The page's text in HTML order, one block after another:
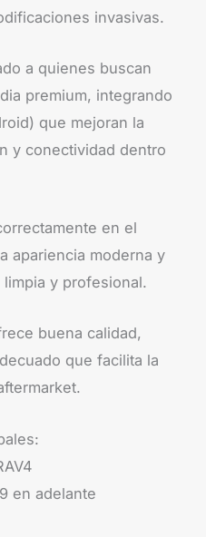
invasivas.
a quienes buscan
premium, integrando
que mejoran la
y conectividad dentro
en el
apariencia moderna y
y profesional.
buena calidad,
que facilita la
en adelante